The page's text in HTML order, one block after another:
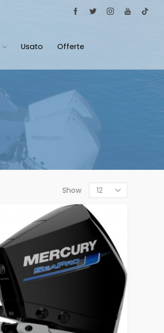
Usato Offerte
Show
Products
per
page